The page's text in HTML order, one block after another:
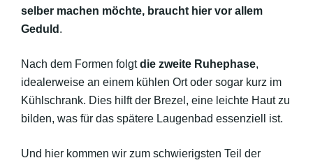
selber machen möchte, braucht hier vor allem
Geduld .
Nach dem Formen folgtdie zweite Ruhephase,
idealerweise an einem kühlen Ort oder sogar kurz im
Kühlschrank. Dies hilft der Brezel, eine leichte Haut zu
bilden, was für das spätere Laugenbad essenziell ist.
Und hier kommen wir zum schwierigsten Teil der